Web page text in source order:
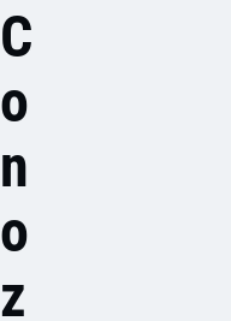
DE
C
o
n
o
z